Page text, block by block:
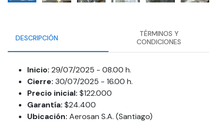
DESCRIPCIÓN
TÉRMINOS Y
CONDICIONES
Inicio: 29/07/2025 - 08.00 h.
Cierre: 30/07/2025 - 16.00 h.
Precio inicial: $122.000
Garantía: $24.400
Ubicación: Aerosan S.A. (Santiago)